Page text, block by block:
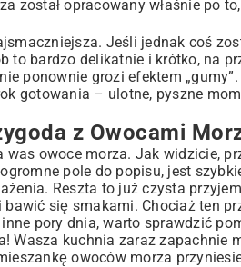
został opracowany właśnie po
Jeśli jednak coś
to bardzo delikatnie i krótko, na
ponownie grozi efektem
gotowania – ulotne, pyszne
z Owocami
owoce morza. Jak widzicie,
pole do popisu, jest
Reszta to już czysta
się smakami. Chociaż ten
pory dnia, warto sprawdzić
Wasza kuchnia zaraz zapachnie
owoców morza